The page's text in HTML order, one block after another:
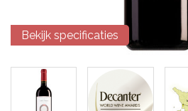
Bekijk specificaties